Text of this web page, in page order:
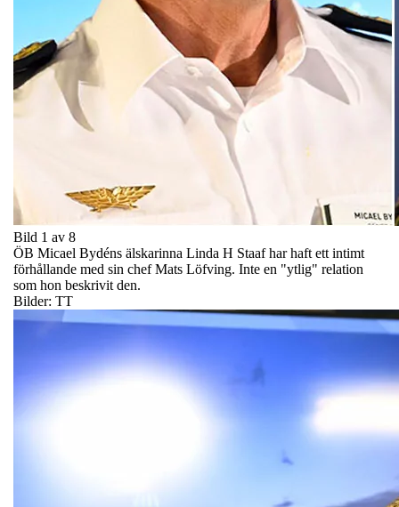
Bild 1 av 8
ÖB Micael Bydéns älskarinna Linda H Staaf har haft ett intimt
förhållande med sin chef Mats Löfving. Inte en "ytlig" relation
som hon beskrivit den.
Bilder: TT